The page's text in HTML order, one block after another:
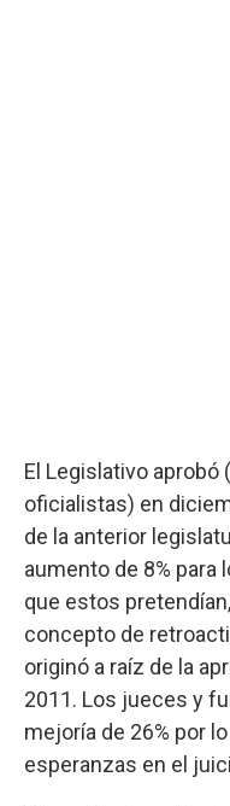
El Legislativo
oficialistas) en
de la anterior
aumento de 8% para
que estos
concepto de
originó a raíz de la
2011. Los jueces y
mejoría de 26% por
esperanzas en el